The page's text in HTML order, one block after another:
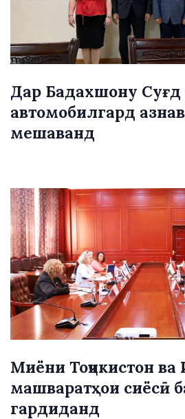
Дар Бадахшону Суғд
автомобилгард
мешаванд
Миёни Тоҷикистон ва
машваратҳои сиёсӣ
гардиданд